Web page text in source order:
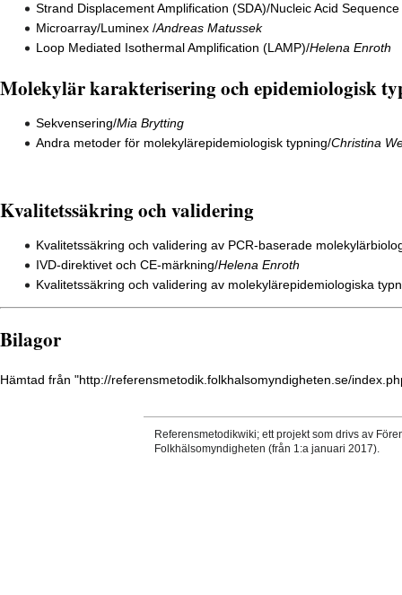
Strand Displacement Amplification (SDA)/Nucleic Acid
Microarray/Luminex /Andreas Matussek
Loop Mediated Isothermal Amplification (LAMP)/Helena Enroth
Molekylär karakterisering och epidemiologisk
Sekvensering/Mia Brytting
Andra metoder för molekylärepidemiologisk typning/Christina
Kvalitetssäkring och validering
Kvalitetssäkring och validering av PCR-baserade
IVD-direktivet och CE-märkning/Helena Enroth
Kvalitetssäkring och validering av molekylärepidemiologiska
Bilagor
Hämtad från "http://referensmetodik.folkhalsomyndigheten.se/
Referensmetodikwiki; ett projekt som drivs av
Folkhälsomyndigheten (från 1:a januari 2017).